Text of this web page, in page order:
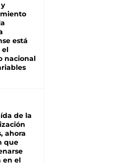
está
el
nacional
de la
ahora
que
en el